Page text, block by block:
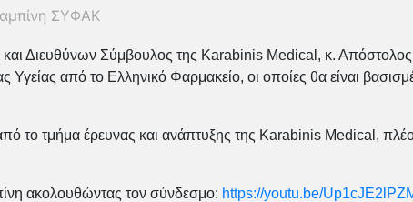
ΣΥΦΑΚ
Διευθύνων Σύμβουλος της Karabinis Medical, κ. Απόστολος
από το Ελληνικό Φαρμακείο, οι οποίες θα είναι
το τμήμα έρευνας και ανάπτυξης της Karabinis Medical,
ακολουθώντας τον σύνδεσμο: https://youtu.be/